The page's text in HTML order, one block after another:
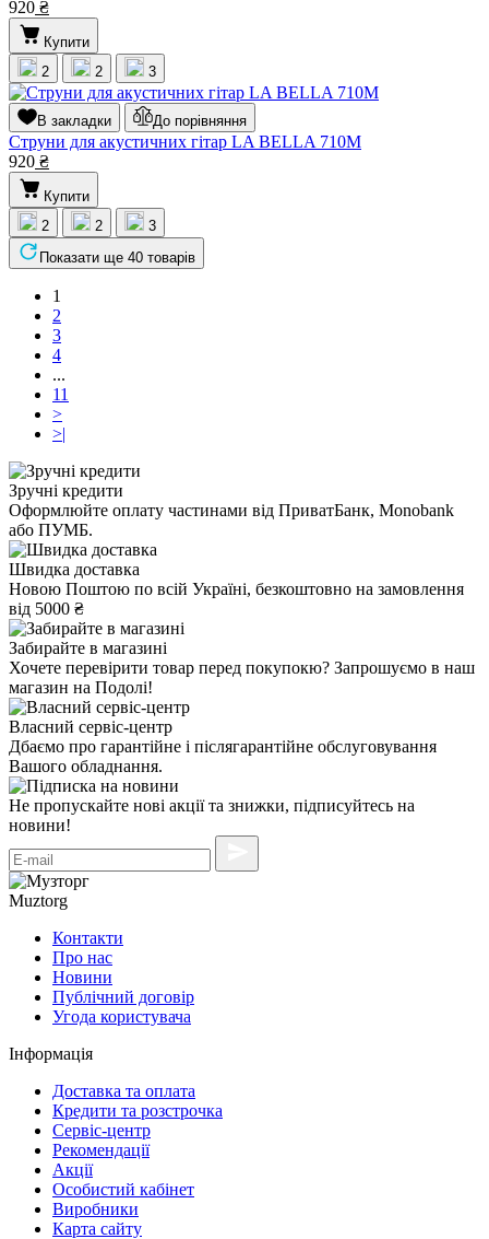
920 ₴
Купити
2
2 3
В закладки До порівняння
Струни для акустичних гітар LA BELLA 710M
920 ₴
Купити
2
2
3
Показати ще 40 товарів
1
2
3
4
...
11
>
>|
Зручні кредити
Оформлюйте оплату частинами від ПриватБанк, Monobank
або ПУМБ.
Швидка доставка
Новою Поштою по всій Україні, безкоштовно на замовлення
від 5000 ₴
Забирайте в магазині
Хочете перевірити товар перед покупокю? Запрошуємо в наш
магазин на Подолі!
Власний сервіс-центр
Дбаємо про гарантійне і післягарантійне обслуговування
Вашого обладнання.
Не пропускайте нові акції та знижки, підписуйтесь на
новини!
Muztorg
Контакти
Про нас
Новини
Публічний договір
Угода користувача
Інформація
Доставка та оплата
Кредити та розстрочка
Сервіc-центр
Рекомендації
Акції
Особистий кабінет
Виробники
Карта сайту